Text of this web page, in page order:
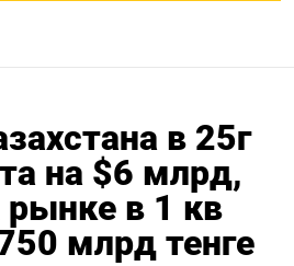
в 25г
на $6 млрд,
рынке в 1 кв
млрд тенге